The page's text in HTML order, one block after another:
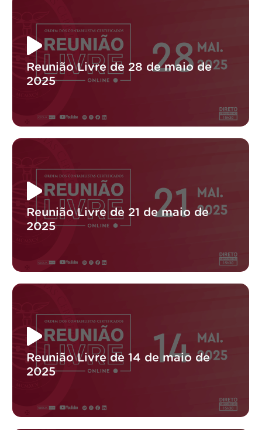
Reunião Livre de 28 de maio de
2025
Reunião Livre de 21 de maio de
2025
Reunião Livre de 14 de maio de
2025